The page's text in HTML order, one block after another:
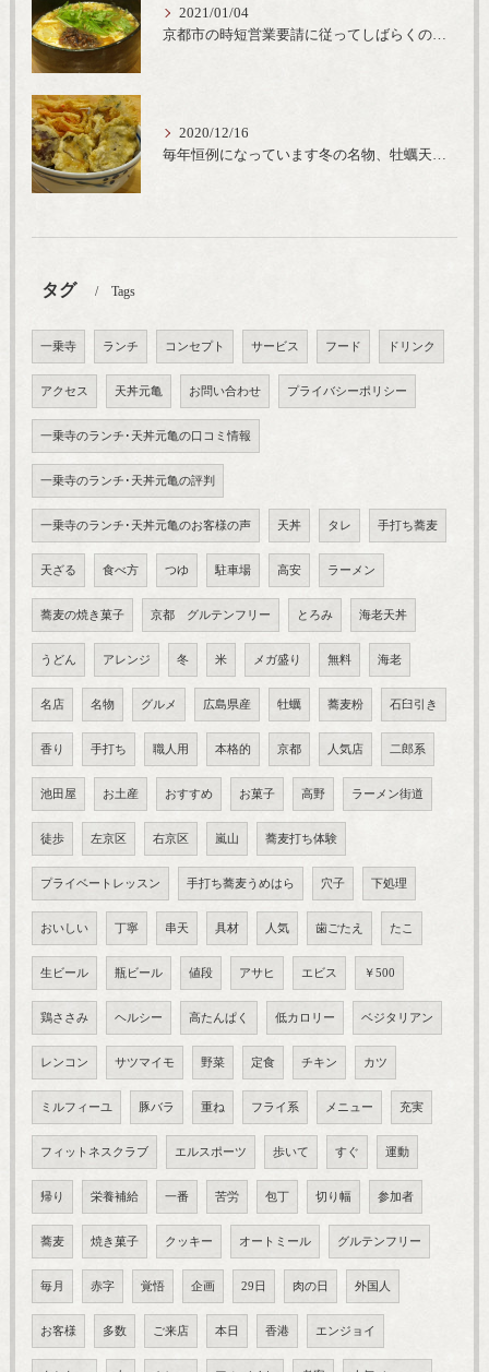
2021/01/04
京都市の時短営業要請に従ってしばらくの間20時までの営業とさせていただいております。寒い時期には温かいお蕎麦がおすすめ
2020/12/16
毎年恒例になっています冬の名物、牡蠣天丼が販売開始です、広島県産の大粒牡蠣を使用し天ぷらならではのカリと衣クリーミーな味わいをどうぞ
タグ Tags
一乗寺 ランチ コンセプト サービス フード ドリンク
アクセス 天丼元亀 お問い合わせ プライバシーポリシー
一乗寺のランチ･天丼元亀の口コミ情報
一乗寺のランチ･天丼元亀の評判
一乗寺のランチ･天丼元亀のお客様の声 天丼 タレ 手打ち蕎麦
天ざる 食べ方 つゆ 駐車場 高安 ラーメン
蕎麦の焼き菓子 京都 グルテンフリー とろみ 海老天丼
うどん アレンジ 冬 米 メガ盛り 無料 海老
名店 名物 グルメ 広島県産 牡蠣 蕎麦粉 石臼引き
香り 手打ち 職人用 本格的 京都 人気店 二郎系
池田屋 お土産 おすすめ お菓子 高野 ラーメン街道
徒歩 左京区 右京区 嵐山 蕎麦打ち体験
プライベートレッスン 手打ち蕎麦うめはら 穴子 下処理
おいしい 丁寧 串天 具材 人気 歯ごたえ たこ
生ビール 瓶ビール 値段 アサヒ エビス ￥500
鶏ささみ ヘルシー 高たんぱく 低カロリー ベジタリアン
レンコン サツマイモ 野菜 定食 チキン カツ
ミルフィーユ 豚バラ 重ね フライ系 メニュー 充実
フィットネスクラブ エルスポーツ 歩いて すぐ 運動
帰り 栄養補給 一番 苦労 包丁 切り幅 参加者
蕎麦 焼き菓子 クッキー オートミール グルテンフリー
毎月 赤字 覚悟 企画 29日 肉の日 外国人
お客様 多数 ご来店 本日 香港 エンジョイ